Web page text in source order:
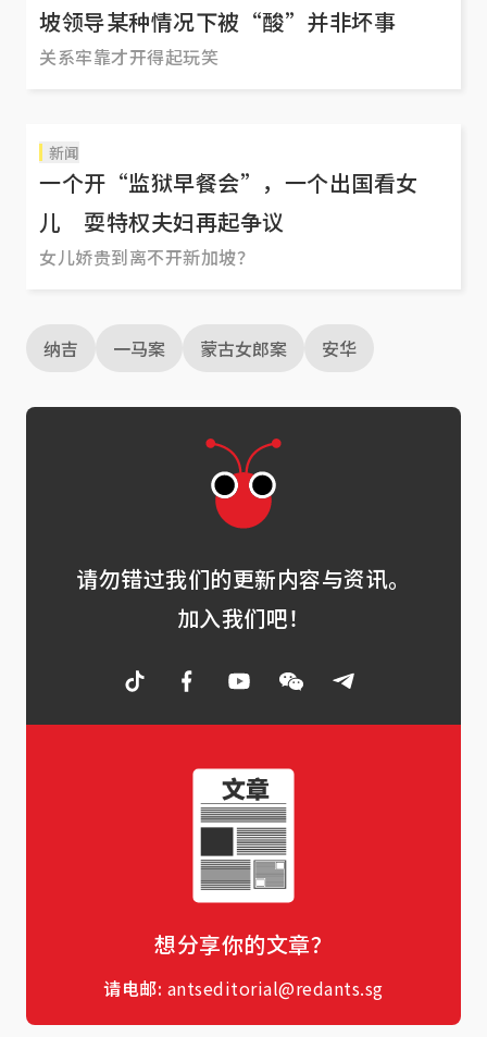
坡领导某种情况下被“酸”并非坏事
关系牢靠才开得起玩笑
新闻
一个开“监狱早餐会”，一个出国看女
儿 耍特权夫妇再起争议
女儿娇贵到离不开新加坡？
纳吉 一马案 蒙古女郎案 安华
请勿错过我们的更新内容与资讯。
加入我们吧！
想分享你的文章？
请电邮: antseditorial@redants.sg